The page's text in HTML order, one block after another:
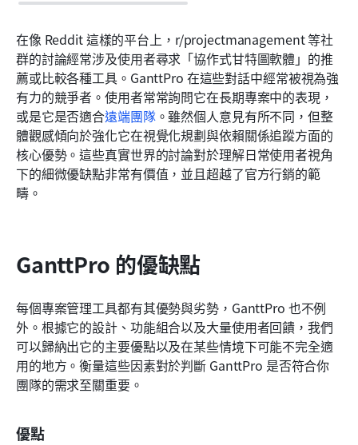
在像 Reddit 這樣的平台上，r/projectmanagement 等社
群的討論經常涉及使用者尋求「協作式甘特圖軟體」的推
薦或比較各種工具。GanttPro 在這些對話中經常被視為強
有力的競爭者。使用者常常詢問它在長期專案中的表現，
或是它是否適合遠端團隊。雖然個人意見有所不同，但整
體觀感傾向於強化它在視覺化規劃與依賴關係追蹤方面的
核心優勢。這些真實世界的討論對於理解日常使用者視角
下的細微優缺點非常有價值，並且超越了官方行銷的範
疇。
GanttPro 的優缺點
每個專案管理工具都有其優勢與劣勢，GanttPro 也不例
外。根據它的設計、功能組合以及大量使用者回饋，我們
可以歸納出它的主要優點以及在某些情境下可能不完全適
用的地方。衡量這些因素對於判斷 GanttPro 是否符合你
團隊的需求至關重要。
優點